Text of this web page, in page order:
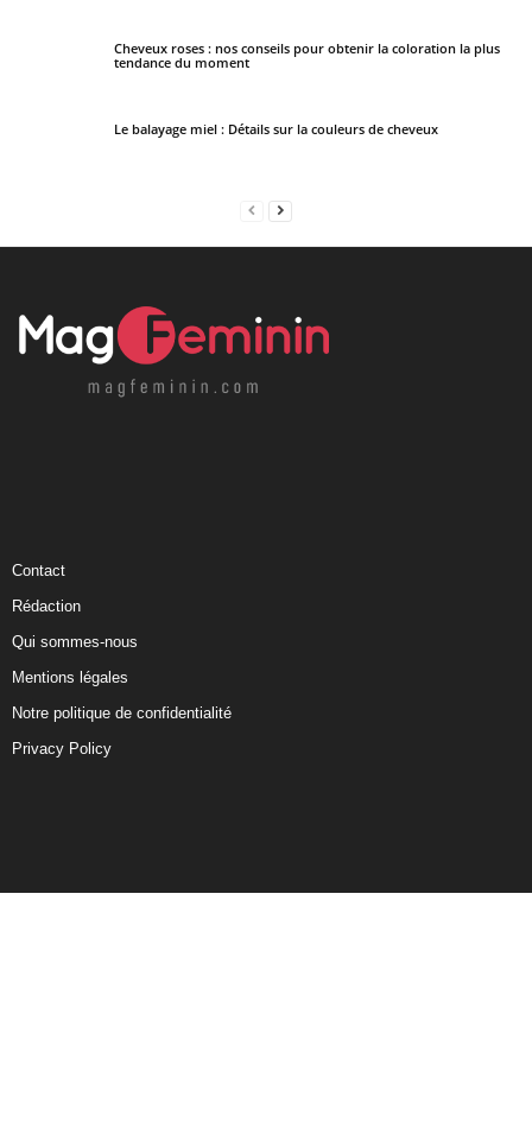
Cheveux roses : nos conseils pour obtenir la coloration la plus
tendance du moment
Le balayage miel : Détails sur la couleurs de cheveux
Contact
Rédaction
Qui sommes-nous
Mentions légales
Notre politique de confidentialité
Privacy Policy